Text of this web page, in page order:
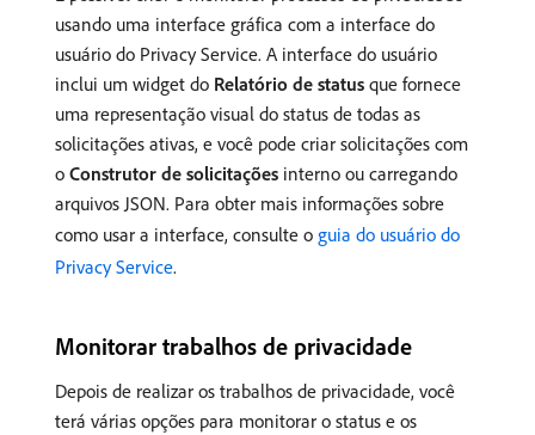
usando uma interface gráfica com a interface do
usuário do Privacy Service. A interface do usuário
inclui um widget do Relatório de status que fornece
uma representação visual do status de todas as
solicitações ativas, e você pode criar solicitações com
o Construtor de solicitações interno ou carregando
arquivos JSON. Para obter mais informações sobre
como usar a interface, consulte o guia do usuário do
Privacy Service.
Monitorar trabalhos de privacidade
Depois de realizar os trabalhos de privacidade, você
terá várias opções para monitorar o status e os